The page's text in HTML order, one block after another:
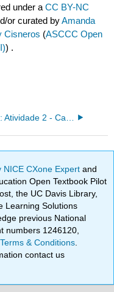
under aCC BY-NC
or curated byAmanda
Cisneros (ASCCC Open
) .
NICE CXone Expertand
Open Textbook Pilot
the UC Davis Library,
Learning Solutions
previous National
numbers 1246120,
Terms & Conditions
contact us